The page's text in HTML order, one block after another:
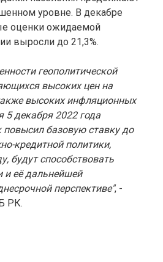
уровне. В декабре
оценки ожидаемой
выросли до 21,3%.
геополитической
высоких цен на
высоких инфляционных
5 декабря 2022 года
базовую ставку до
кредитной политики,
будут способствовать
её дальнейшей
перспективе", -
РК.